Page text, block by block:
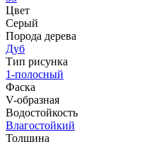
Цвет
Серый
Порода дерева
Дуб
Тип рисунка
1-полосный
Фаска
V-образная
Водостойкость
Влагостойкий
Толщина